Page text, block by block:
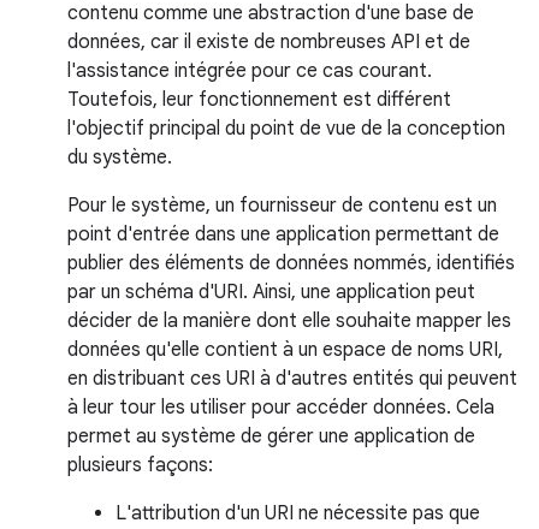
contenu comme une abstraction d'une base de
données, car il existe de nombreuses API et de
l'assistance intégrée pour ce cas courant.
Toutefois, leur fonctionnement est différent
l'objectif principal du point de vue de la conception
du système.
Pour le système, un fournisseur de contenu est un
point d'entrée dans une application permettant de
publier des éléments de données nommés, identifiés
par un schéma d'URI. Ainsi, une application peut
décider de la manière dont elle souhaite mapper les
données qu'elle contient à un espace de noms URI,
en distribuant ces URI à d'autres entités qui peuvent
à leur tour les utiliser pour accéder données. Cela
permet au système de gérer une application de
plusieurs façons:
L'attribution d'un URI ne nécessite pas que